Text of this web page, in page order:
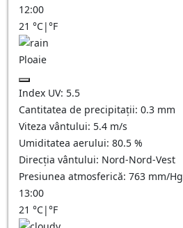
12:00
21 °C|°F
Ploaie
Index UV: 5.5
Cantitatea de precipitații: 0.3 mm
Viteza vântului: 5.4 m/s
Umiditatea aerului: 80.5 %
Direcția vântului: Nord-Nord-Vest
Presiunea atmosferică: 763 mm/Hg
13:00
21 °C|°F